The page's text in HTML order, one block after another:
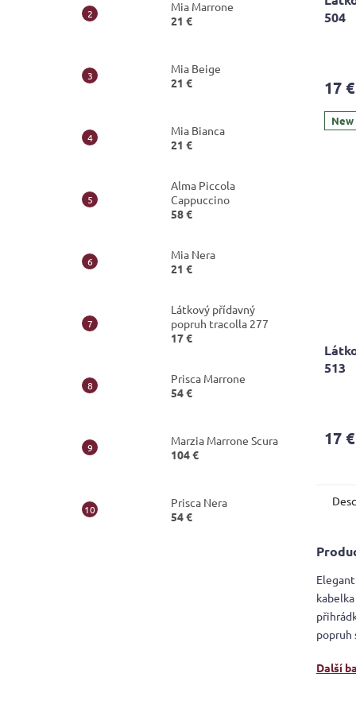
Mia Marrone
21 €
Mia Beige
21 €
Mia Bianca
21 €
Alma Piccola
Cappuccino
58 €
Mia Nera
21 €
Látkový přídavný
popruh tracolla 277
17 €
Prisca Marrone
54 €
Marzia Marrone Scura
104 €
Prisca Nera
54 €
504
17 €
New
513
rating
of
17 €
popruh
Další